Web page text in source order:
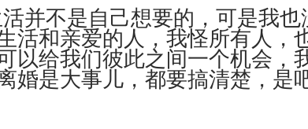
不是自己想要的，可是我也
活和亲爱的人，我怪所有人
以给我们彼此之间一个机会
是大事儿，都要搞清楚，是